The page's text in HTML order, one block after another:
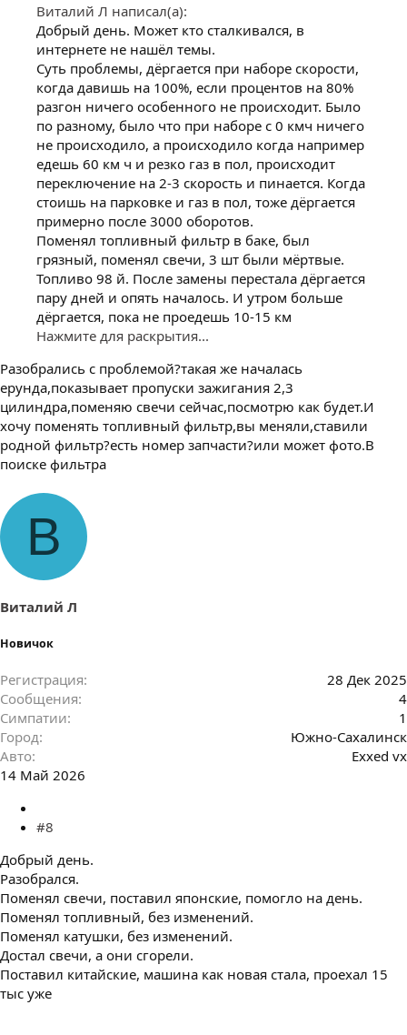
Виталий Л написал(а):
Добрый день. Может кто сталкивался, в
интернете не нашёл темы.
Суть проблемы, дёргается при наборе скорости,
когда давишь на 100%, если процентов на 80%
разгон ничего особенного не происходит. Было
по разному, было что при наборе с 0 кмч ничего
не происходило, а происходило когда например
едешь 60 км ч и резко газ в пол, происходит
переключение на 2-3 скорость и пинается. Когда
стоишь на парковке и газ в пол, тоже дёргается
примерно после 3000 оборотов.
Поменял топливный фильтр в баке, был
грязный, поменял свечи, 3 шт были мёртвые.
Топливо 98 й. После замены перестала дёргается
пару дней и опять началось. И утром больше
дёргается, пока не проедешь 10-15 км
Нажмите для раскрытия...
Разобрались с проблемой?такая же началась
ерунда,показывает пропуски зажигания 2,3
цилиндра,поменяю свечи сейчас,посмотрю как будет.И
хочу поменять топливный фильтр,вы меняли,ставили
родной фильтр?есть номер запчасти?или может фото.В
поиске фильтра
В
Виталий Л
Новичок
Регистрация
28 Дек 2025
Сообщения
4
Симпатии
1
Город
Южно-Сахалинск
Авто
Exxed vx
14 Май 2026
#8
Добрый день.
Разобрался.
Поменял свечи, поставил японские, помогло на день.
Поменял топливный, без изменений.
Поменял катушки, без изменений.
Достал свечи, а они сгорели.
Поставил китайские, машина как новая стала, проехал 15
тыс уже